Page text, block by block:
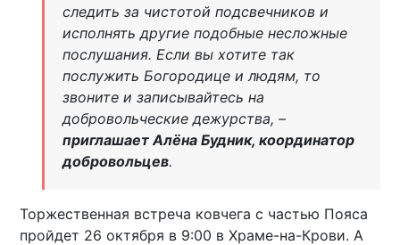
следить за чистотой подсвечников и
исполнять другие подобные несложные
послушания. Если вы хотите так
послужить Богородице и людям, то
звоните и записывайтесь на
добровольческие дежурства, –
приглашает Алёна Будник, координатор
добровольцев.
Торжественная встреча ковчега с частью Пояса
пройдет 26 октября в 9:00 в Храме-на-Крови. А